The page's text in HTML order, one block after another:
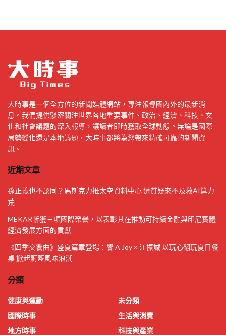
大時事是一個全方位的新聞媒體網站，專注報導國內外的最新消
息。我們提供緊密關注世界各地重要事件、政治、經濟、科技、文
化和社會議題的深入報導，讓讀者即時獲取全球動態。無論是國際
局勢變化還是本地議題，大時事都將為您帶來精確可靠的新聞資
訊。
近期文章
孫正義也不認同？馬斯克力推太空資料中心 遭質疑來不及救AI算力
荒
MEKAR斬獲三項國際榮譽，以表彰其在推動可持續金融與印尼實體
經濟發展方面的貢獻
《四季交饗曲》盛夏篇章登場：饗 A Joy × 江振誠 以玩心翻玩夏日餐
桌 掀起蔚藍風味浪潮
分類
健康與運動
國際時事
地方時事
未分類
生活與消費
科技與產業